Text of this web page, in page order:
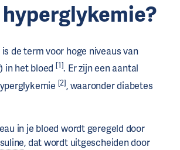
de term voor hoge niveaus van
in het bloed [1]. Er zijn een aantal
[2], waaronder diabetes
in je bloed wordt geregeld door
, dat wordt uitgescheiden door